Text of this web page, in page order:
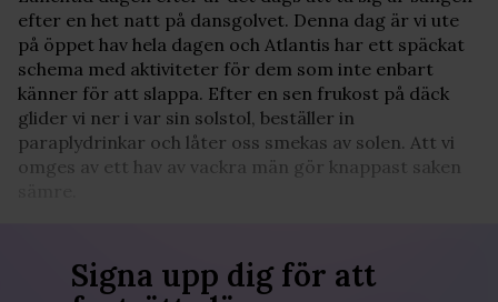
efter en het natt på dansgolvet. Denna dag är vi ute
på öppet hav hela dagen och Atlantis har ett späckat
schema med aktiviteter för dem som inte enbart
känner för att slappa. Efter en sen frukost på däck
glider vi ner i var sin solstol, beställer in
paraplydrinkar och låter oss smekas av solen. Att vi
omges av ett hav av vackra män gör knappast saken
Signa upp dig för att